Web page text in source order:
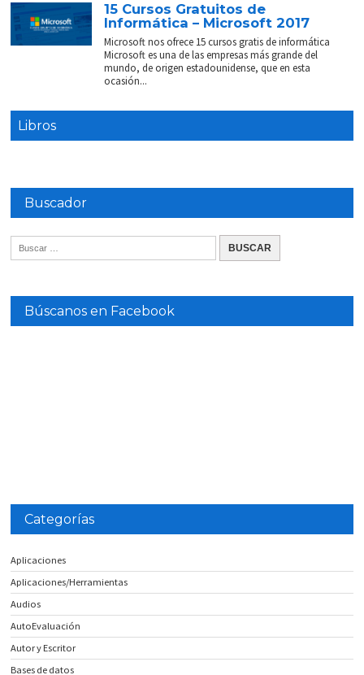
15 Cursos Gratuitos de
Informática – Microsoft 2017
Microsoft nos ofrece 15 cursos gratis de informática
Microsoft es una de las empresas más grande del
mundo, de origen estadounidense, que en esta
ocasión...
Libros
Buscador
Búscanos en Facebook
Categorías
Aplicaciones
Aplicaciones/Herramientas
Audios
AutoEvaluación
Autor y Escritor
Bases de datos